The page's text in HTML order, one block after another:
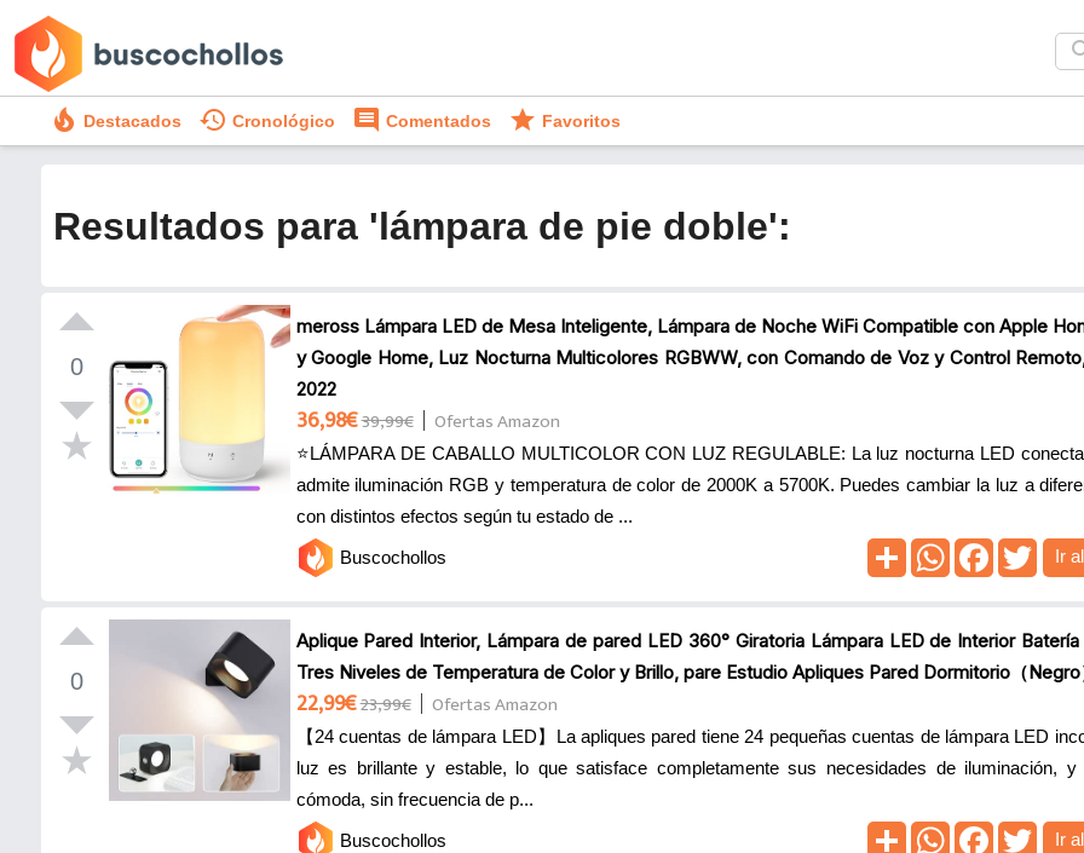
local_fire_department Destacados history Cronológico comment Comentados star Favoritos
Resultados para 'lámpara de pie doble':
0
meross Lámpara LED de Mesa Inteligente, Lámpara de Noche WiFi Compatible con Apple
y Google Home, Luz Nocturna Multicolores RGBWW, con Comando de Voz y Control
2022
36,98€39,99€ Ofertas Amazon
⭐LÁMPARA DE CABALLO MULTICOLOR CON LUZ REGULABLE: La luz nocturna LED
admite iluminación RGB y temperatura de color de 2000K a 5700K. Puedes cambiar la luz a
con distintos efectos según tu estado de ...
Buscochollos
Ir
0
Aplique Pared Interior, Lámpara de pared LED 360° Giratoria Lámpara LED de Interior Batería
Tres Niveles de Temperatura de Color y Brillo, pare Estudio Apliques Pared Dormitorio（Negro
22,99€23,99€ Ofertas Amazon
【24 cuentas de lámpara LED】La apliques pared tiene 24 pequeñas cuentas de lámpara LED
luz es brillante y estable, lo que satisface completamente sus necesidades de iluminación,
cómoda, sin frecuencia de p...
Buscochollos
Ir